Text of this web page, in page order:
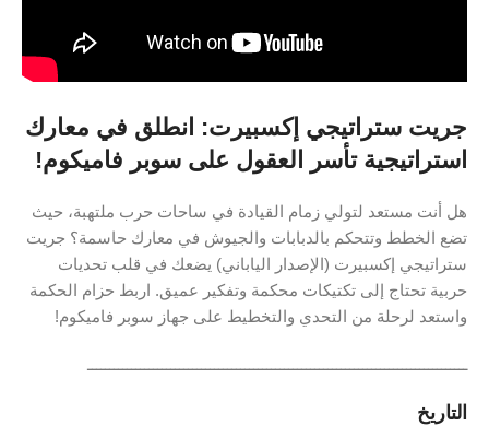
جريت ستراتيجي إكسبيرت: انطلق في معارك
استراتيجية تأسر العقول على سوبر فاميكوم!
هل أنت مستعد لتولي زمام القيادة في ساحات حرب ملتهبة، حيث
تضع الخطط وتتحكم بالدبابات والجيوش في معارك حاسمة؟ جريت
ستراتيجي إكسبيرت (الإصدار الياباني) يضعك في قلب تحديات
حربية تحتاج إلى تكتيكات محكمة وتفكير عميق. اربط حزام الحكمة
واستعد لرحلة من التحدي والتخطيط على جهاز سوبر فاميكوم!
ـــــــــــــــــــــــــــــــــــــــــــــــــــــــــــــــــــــــــــــــــــــــ
التاريخ